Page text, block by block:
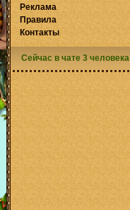
Реклама
Правила
Контакты
Сейчас в чате 3 человека